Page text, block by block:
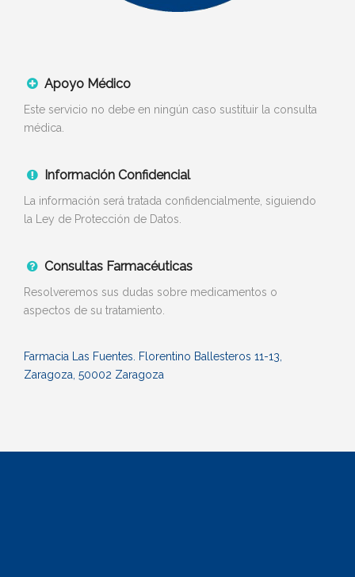
Apoyo Médico
Este servicio no debe en ningún caso sustituir la consulta
médica.
Información Confidencial
La información será tratada confidencialmente, siguiendo
la Ley de Protección de Datos.
Consultas Farmacéuticas
Resolveremos sus dudas sobre medicamentos o
aspectos de su tratamiento.
Farmacia Las Fuentes. Florentino Ballesteros 11-13,
Zaragoza, 50002 Zaragoza